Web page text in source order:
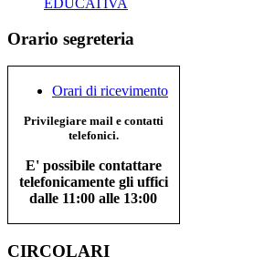
EDUCATIVA
Orario segreteria
Orari di ricevimento
Privilegiare mail e contatti
telefonici.
E' possibile contattare
telefonicamente gli uffici
dalle 11:00 alle 13:00
CIRCOLARI